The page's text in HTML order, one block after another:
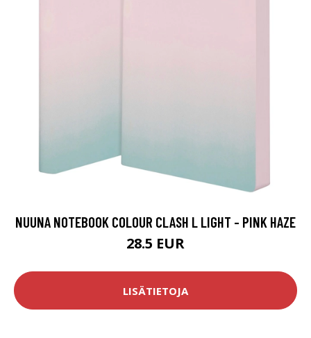
NUUNA NOTEBOOK COLOUR CLASH L LIGHT - PINK HAZE
28.5 EUR
LISÄTIETOJA